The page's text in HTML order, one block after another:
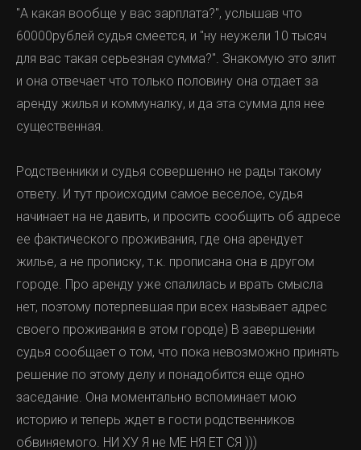
"А какая вообще у вас зарплата?", услышав что
60000рублей судья смеется, и "ну неужели 10 тысяч
для вас такая серьезная сумма?". Знакомую это злит
и она отвечает что только половину она отдает за
аренду жилья и коммуналку, и да эта сумма для нее
существенная.
Родственники и судья совершенно не рады такому
ответу. И тут происходим самое веселое, судья
начинает на не давить, и просить сообщить об адресе
ее фактического проживания, где она арендует
жилье, а не прописку, т.к. прописана она в другом
городе. Про аренду уже спалилась и врать смысла
нет, поэтому потерпевшая при всех называет адрес
своего проживания в этом городе) В завершении
судья сообщает о том, что пока невозможно принять
решение по этому делу и понадобится еще одно
заседание. Она моментально вспоминает мою
историю и теперь ждет в гости родственников
обвиняемого. НИ ХУ Я не МЕ НЯ ЕТ СЯ )))